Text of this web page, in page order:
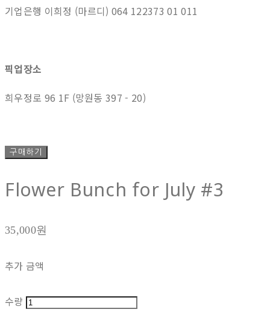
기업은행 이희정 (마르디) 064 122373 01 011
픽업장소
희우정로 96 1F (망원동 397 - 20)
구매하기
Flower Bunch for July #3
35,000원
추가 금액
수량